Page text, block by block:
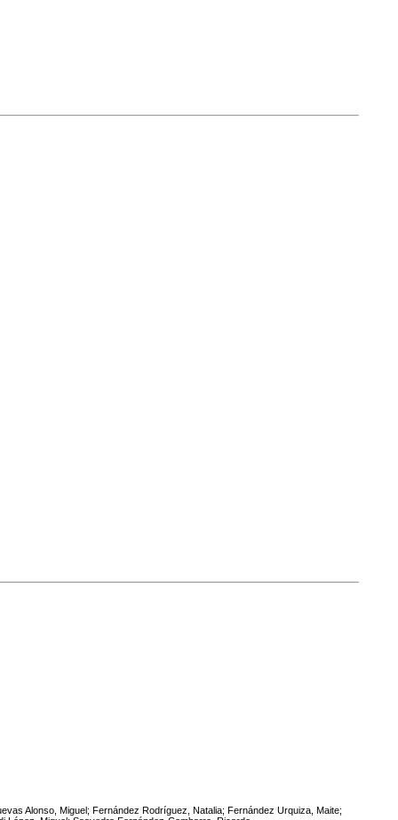
Alonso, Miguel; Fernández Rodríguez, Natalia; Fernández Urquiza, Maite;